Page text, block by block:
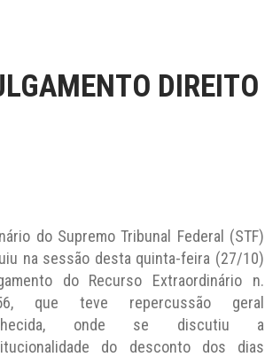
DIREITO
do Supremo Tribunal Federal (STF)
na sessão desta quinta-feira (27/10)
do Recurso Extraordinário n.
que teve repercussão geral
onde se discutiu a
do desconto dos dias